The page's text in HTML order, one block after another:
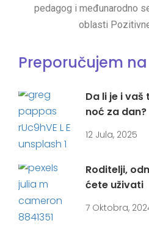
pedagog i međunarodno
oblasti
Preporučujem na
Da li je i
noć za dan?
12 Jula, 2025
Roditelji,
ćete uživati
7 Oktobra,